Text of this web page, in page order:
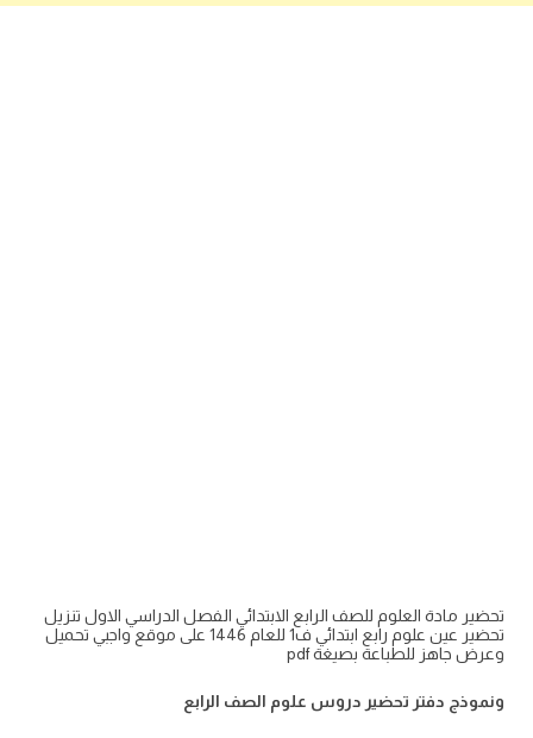
تحضير مادة العلوم للصف الرابع الابتدائي الفصل الدراسي الاول تنزيل
تحضير عين علوم رابع ابتدائي ف1 للعام 1446 على موقع واجبي تحميل
وعرض جاهز للطباعة بصيغة pdf
ونموذج دفتر تحضير دروس علوم الصف الرابع